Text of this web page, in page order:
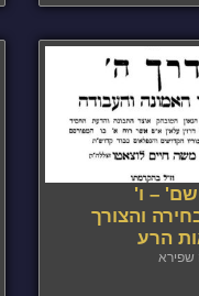
– ו'
והצורך
הרע
שפירא